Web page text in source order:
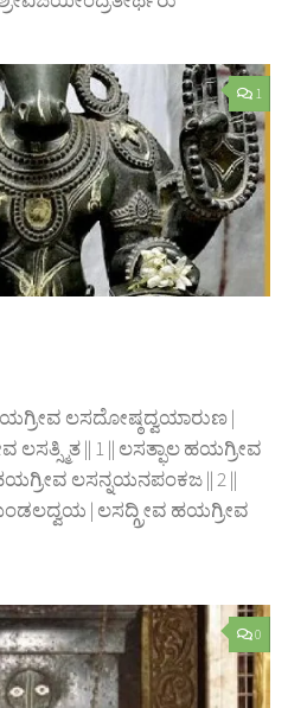
1
ಲಸದೋಷ್ಠದ್ವಯಾರುಣ |
|| 1 || ಲಸತ್ಫಾಲ ಹಯಗ್ರೀವ
ಲಸನ್ನಯನಪಂಕಜ || 2 ||
| ಲಸದ್ಗ್ರೀವ ಹಯಗ್ರೀವ
0